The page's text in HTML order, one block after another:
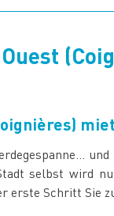
selbst wird
erste Schritt Sie